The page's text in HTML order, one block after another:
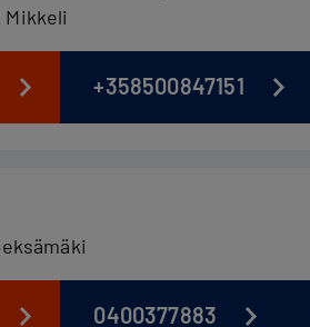
Mikkeli
+358500847151
0400377883